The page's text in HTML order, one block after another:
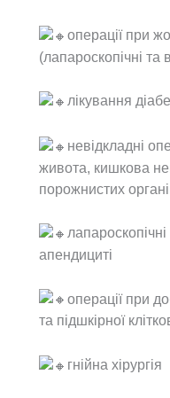
операції при
(лапароскопічні та
лікування
невідкладні
живота, кишкова
порожнистих
апендициті
операції при
та підшкірної
гнійна хірургія